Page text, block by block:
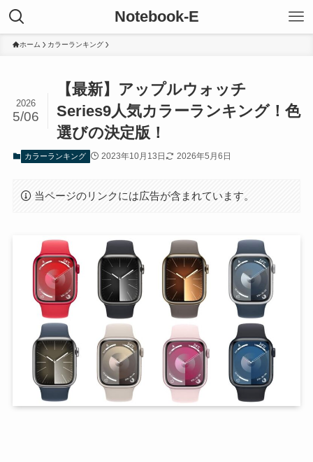
Notebook-E
ホーム カラーランキング
【最新】アップルウォッチ
Series9人気カラーランキング！色
選びの決定版！
2026
5/06
カラーランキング 2023年10月13日 2026年5月6日
当ページのリンクには広告が含まれています。